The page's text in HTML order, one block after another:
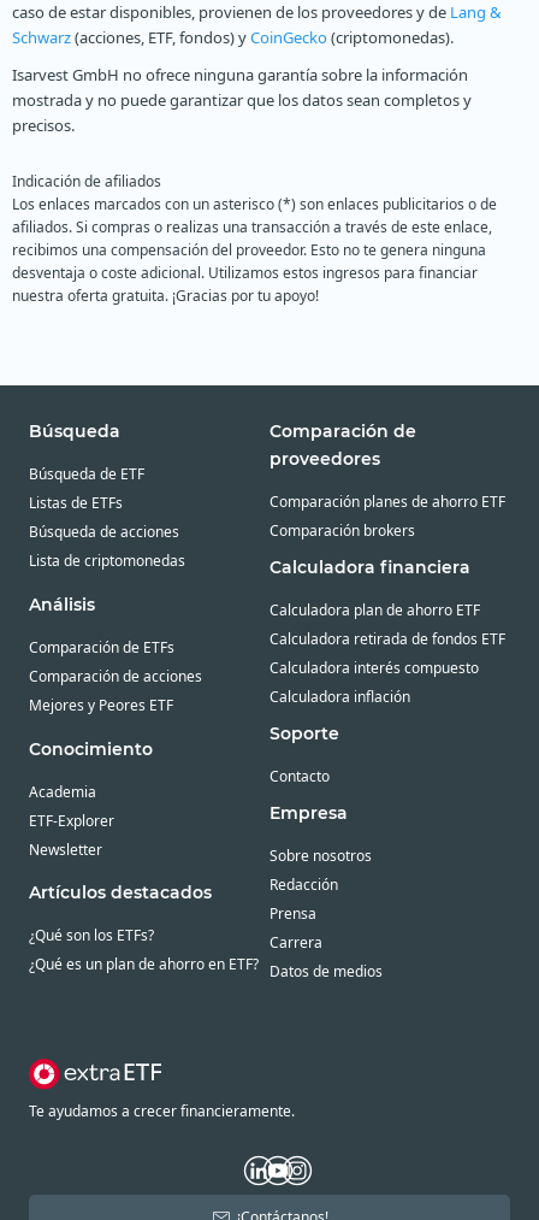
caso de estar disponibles, provienen de los proveedores y de Lang &
Schwarz(acciones, ETF, fondos) yCoinGecko(criptomonedas).
Isarvest GmbH no ofrece ninguna garantía sobre la información
mostrada y no puede garantizar que los datos sean completos y
precisos.
Indicación de afiliados
Los enlaces marcados con un asterisco (*) son enlaces publicitarios o de
afiliados. Si compras o realizas una transacción a través de este enlace,
recibimos una compensación del proveedor. Esto no te genera ninguna
desventaja o coste adicional. Utilizamos estos ingresos para financiar
nuestra oferta gratuita. ¡Gracias por tu apoyo!
Búsqueda
Búsqueda de ETF
Listas de ETFs
Búsqueda de acciones
Lista de criptomonedas
Análisis
Comparación de ETFs
Comparación de acciones
Mejores y Peores ETF
Conocimiento
Academia
ETF-Explorer
Newsletter
Artículos destacados
¿Qué son los ETFs?
¿Qué es un plan de ahorro en ETF?
Comparación de
proveedores
Comparación planes de ahorro ETF
Comparación brokers
Calculadora financiera
Calculadora plan de ahorro ETF
Calculadora retirada de fondos ETF
Calculadora interés compuesto
Calculadora inflación
Soporte
Contacto
Empresa
Sobre nosotros
Redacción
Prensa
Carrera
Datos de medios
Te ayudamos a crecer financieramente.